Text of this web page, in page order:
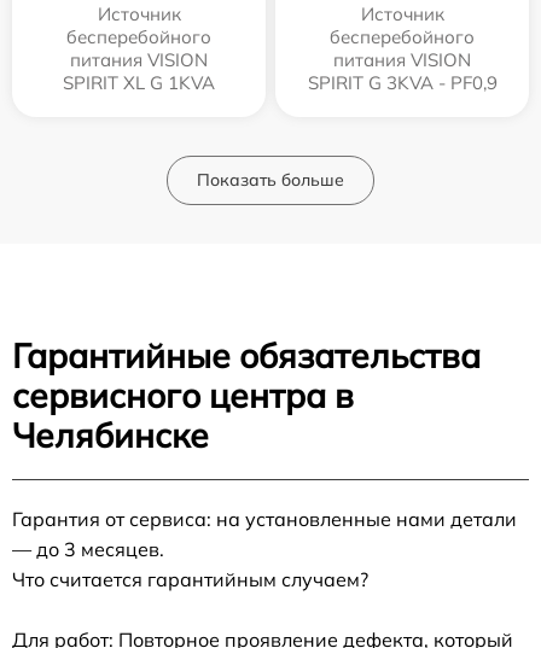
Источник
бесперебойного
питания VISION
SPIRIT XL G 1KVA
Источник
бесперебойного
питания VISION
SPIRIT G 3KVA - PF0,9
Показать больше
Гарантийные обязательства
сервисного центра в
Челябинске
Гарантия от сервиса: на установленные нами детали
— до 3 месяцев.
Что считается гарантийным случаем?
Для работ: Повторное проявление дефекта, который